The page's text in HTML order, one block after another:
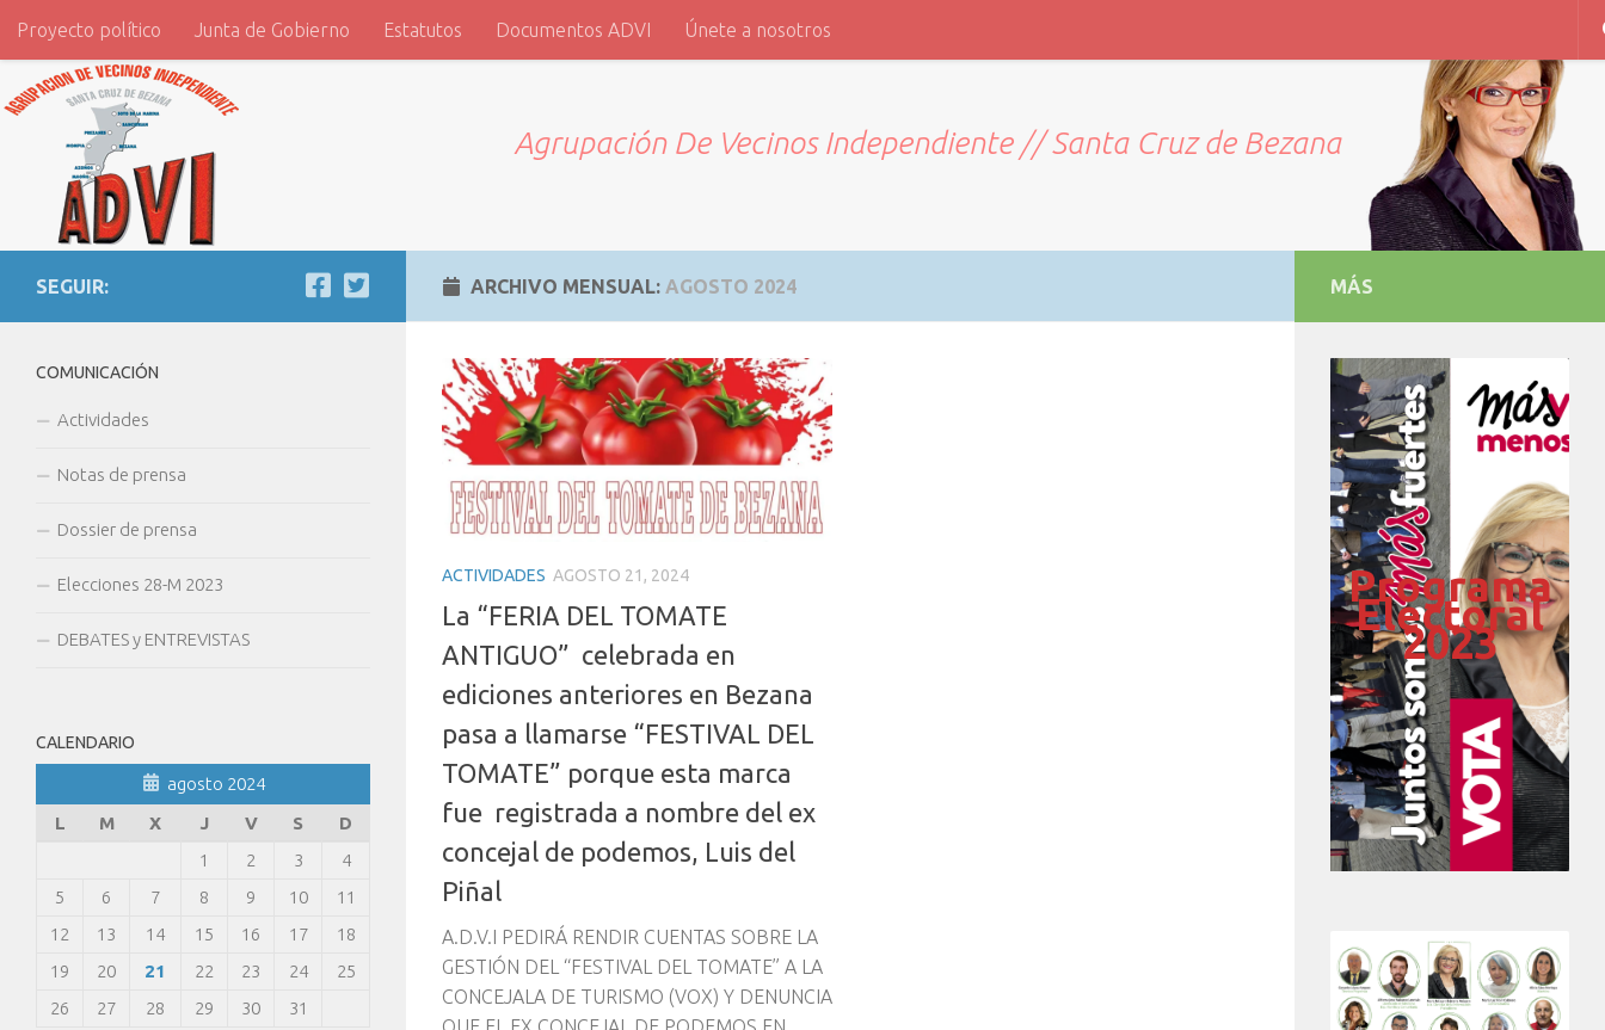
Saltar al contenido
Proyecto político Junta de Gobierno Estatutos Documentos ADVI Únete a nosotros
ADVI Agrupación De Vecinos Independiente // Santa Cruz de Bezana
ARCHIVO MENSUAL: AGOSTO 2024
ACTIVIDADES AGOSTO 21, 2024
La “FERIA DEL TOMATE
ANTIGUO” celebrada en
ediciones anteriores en Bezana
pasa a llamarse “FESTIVAL DEL
TOMATE” porque esta marca
fue registrada a nombre del ex
concejal de podemos, Luis del
Piñal
A.D.V.I PEDIRÁ RENDIR CUENTAS SOBRE LA
GESTIÓN DEL “FESTIVAL DEL TOMATE” A LA
CONCEJALA DE TURISMO (VOX) Y DENUNCIA
SEGUIR:
COMUNICACIÓN
Actividades
Notas de prensa
Dossier de prensa
Elecciones 28-M 2023
DEBATES y ENTREVISTAS
CALENDARIO
agosto 2024
L
M X J V S
D
1
2 3
4
5
6 7 8 9 10
11
12
13 14 15 16 17
18
19
20 21 22 23 24
25
26
27 28 29 30
31
MÁS
Programa
Electoral
2023